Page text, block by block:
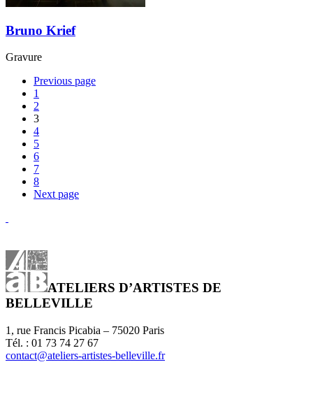
Bruno Krief
Gravure
Previous page
1
2
3
4
5
6
7
8
Next page
ATELIERS D’ARTISTES DE
BELLEVILLE
1, rue Francis Picabia – 75020 Paris
Tél. : 01 73 74 27 67
contact@ateliers-artistes-belleville.fr